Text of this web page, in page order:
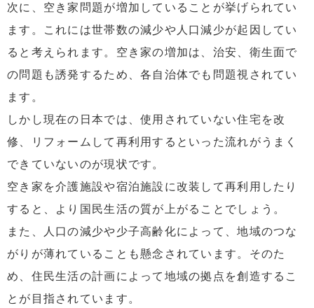
次に、空き家問題が増加していることが挙げられてい
ます。これには世帯数の減少や人口減少が起因してい
ると考えられます。空き家の増加は、治安、衛生面で
の問題も誘発するため、各自治体でも問題視されてい
ます。
しかし現在の日本では、使用されていない住宅を改
修、リフォームして再利用するといった流れがうまく
できていないのが現状です。
空き家を介護施設や宿泊施設に改装して再利用したり
すると、より国民生活の質が上がることでしょう。
また、人口の減少や少子高齢化によって、地域のつな
がりが薄れていることも懸念されています。そのた
め、住民生活の計画によって地域の拠点を創造するこ
とが目指されています。